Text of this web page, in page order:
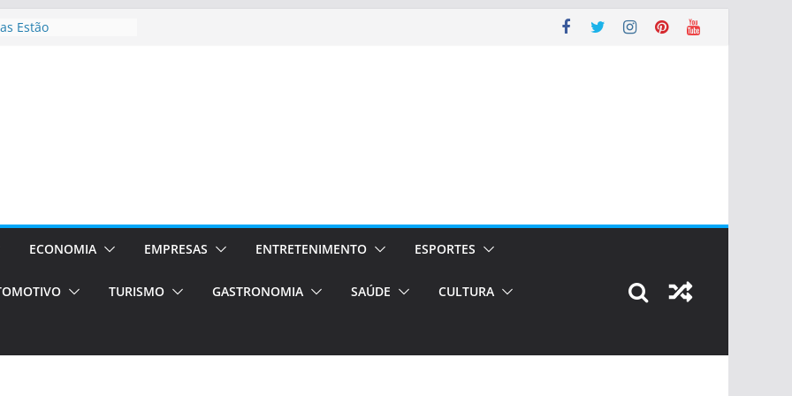
Estão
em Porto
de transfer,
de alto padrão
bolsas –
para o segundo
únicas e
de volta!
ECONOMIA EMPRESAS ENTRETENIMENTO ESPORTES
TURISMO GASTRONOMIA SAÚDE CULTURA